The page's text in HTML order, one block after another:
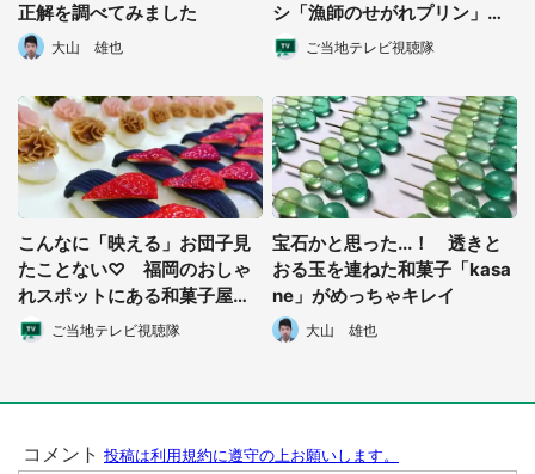
選択する
正解を調べてみました
大山 雄也
シ「漁師のせがれプリン」が
気になるご当地テレビ視聴隊
こんなに「映える」お団子見
たことない♡ 福岡のおしゃ
れスポットにある和菓子屋が
ステキご当地テレビ視聴隊
宝石かと思った...！ 透きと
おる玉を連ねた和菓子「kasa
ne」がめっちゃキレイ
大山 雄也